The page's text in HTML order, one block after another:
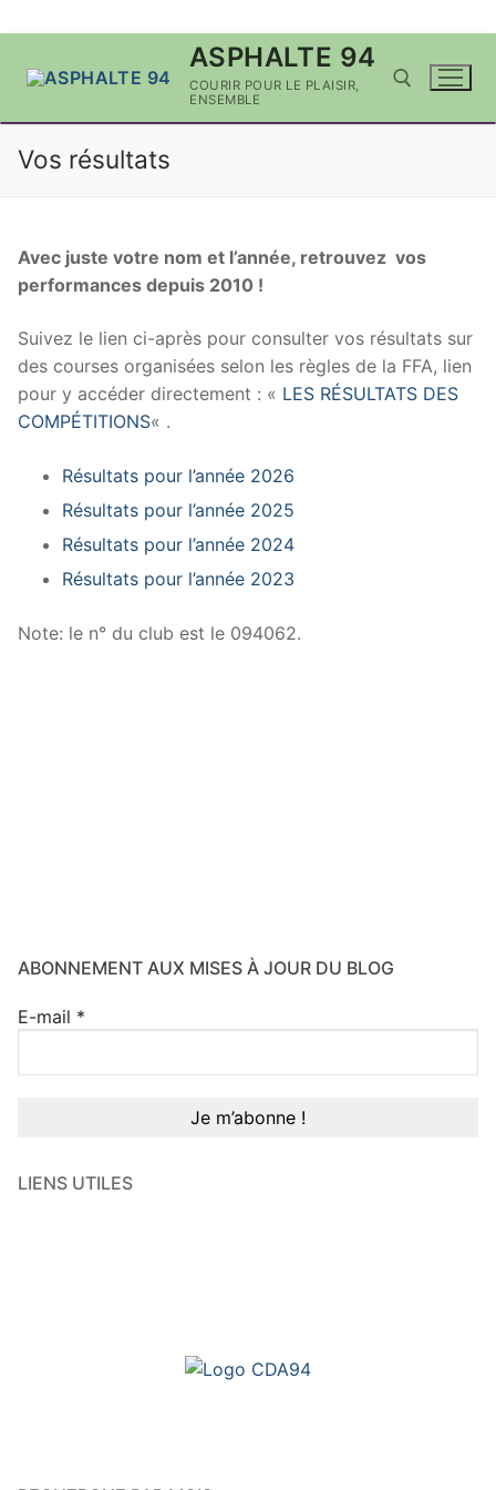
ASPHALTE 94
COURIR POUR LE PLAISIR,
ENSEMBLE
Vos résultats
Avec juste votre nom et l’année, retrouvez vos
performances depuis 2010 !
Suivez le lien ci-après pour consulter vos résultats sur
des courses organisées selon les règles de la FFA, lien
pour y accéder directement : « LES RÉSULTATS DES
COMPÉTITIONS« .
Résultats pour l’année 2026
Résultats pour l’année 2025
Résultats pour l’année 2024
Résultats pour l’année 2023
Note: le n° du club est le 094062.
ABONNEMENT AUX MISES À JOUR DU BLOG
E-mail *
LIENS UTILES